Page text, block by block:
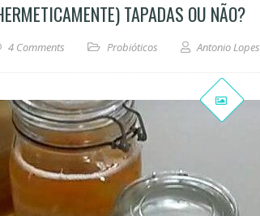
TAPADAS OU NÃO?
4 Comments Probióticos Antonio Lopes